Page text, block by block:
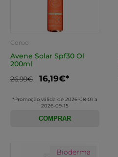
Corpo
Avene Solar Spf30 Ol
200ml
26,99€
16,19€*
*Promoção válida de 2026-08-01 a
2026-09-15
COMPRAR
Bioderma